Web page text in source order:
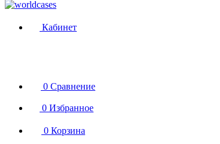
Кабинет
0 Сравнение
0 Избранное
0 Корзина